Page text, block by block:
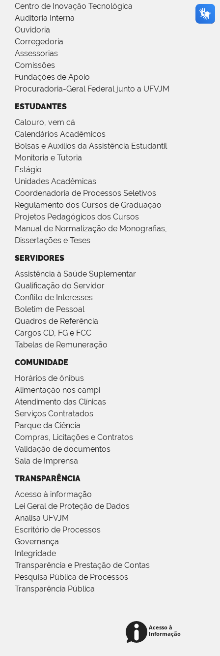
Centro de Inovação Tecnológica
Auditoria Interna
Ouvidoria
Corregedoria
Assessorias
Comissões
Fundações de Apoio
Procuradoria-Geral Federal junto a UFVJM
ESTUDANTES
Calouro, vem cá
Calendários Acadêmicos
Bolsas e Auxílios da Assistência Estudantil
Monitoria e Tutoria
Estágio
Unidades Acadêmicas
Coordenadoria de Processos Seletivos
Regulamento dos Cursos de Graduação
Projetos Pedagógicos dos Cursos
Manual de Normalização de Monografias,
Dissertações e Teses
SERVIDORES
Assistência à Saúde Suplementar
Qualificação do Servidor
Conflito de Interesses
Boletim de Pessoal
Quadros de Referência
Cargos CD, FG e FCC
Tabelas de Remuneração
COMUNIDADE
Horários de ônibus
Alimentação nos campi
Atendimento das Clínicas
Serviços Contratados
Parque da Ciência
Compras, Licitações e Contratos
Validação de documentos
Sala de Imprensa
TRANSPARÊNCIA
Acesso à informação
Lei Geral de Proteção de Dados
Analisa UFVJM
Escritório de Processos
Governança
Integridade
Transparência e Prestação de Contas
Pesquisa Pública de Processos
Transparência Pública